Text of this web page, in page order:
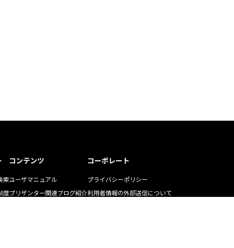
索
度
コンテンツ
ユーザマニュアル
プリザンター関連ブログ紹介
コーポレート
プライバシーポリシー
利用者情報の外部送信について